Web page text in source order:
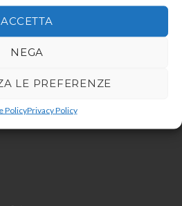
ACCETTA
NEGA
LE PREFERENZE
PolicyPrivacy Policy